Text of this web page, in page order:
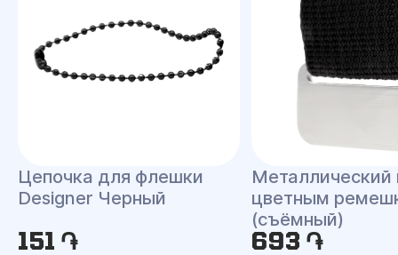
Цепочка для флешки
Designer Черный
151 ֏
цветным
(съёмный)
693 ֏